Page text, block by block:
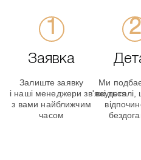
Заявка
Залиште заявку
і наші менеджери зв'яжуться
з вами найближчим
часом
Ми
всі